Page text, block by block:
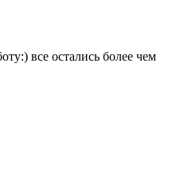
все остались более чем